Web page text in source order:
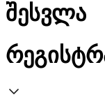
შესვლა